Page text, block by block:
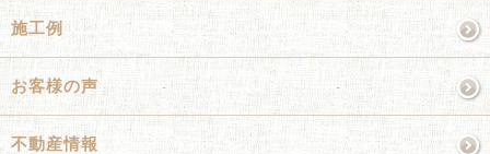
施工例
お客様の声
不動産情報